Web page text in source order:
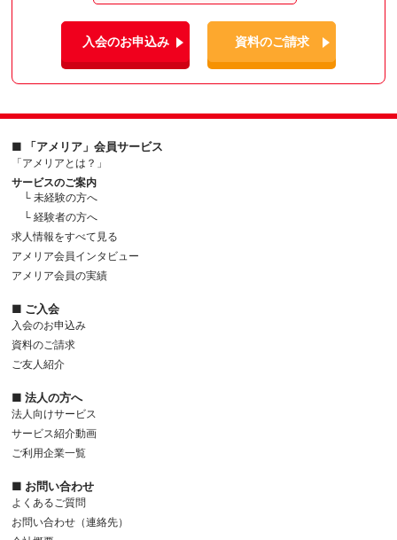
入会のお申込み 資料のご請求
■ 「アメリア」会員サービス
「アメリアとは？」
サービスのご案内
└ 未経験の方へ
└ 経験者の方へ
求人情報をすべて見る
アメリア会員インタビュー
アメリア会員の実績
■ ご入会
入会のお申込み
資料のご請求
ご友人紹介
■ 法人の方へ
法人向けサービス
サービス紹介動画
ご利用企業一覧
■ お問い合わせ
よくあるご質問
お問い合わせ（連絡先）